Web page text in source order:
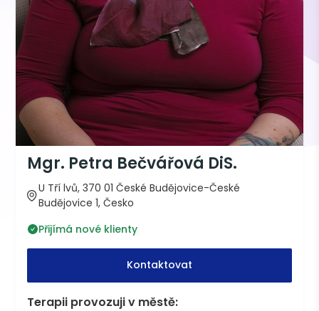
Mgr. Petra Bečvářová DiS.
U Tří lvů, 370 01 České Budějovice-České
Budějovice 1, Česko
Přijímá nové klienty
Kontaktovat
Terapii provozuji v městě: